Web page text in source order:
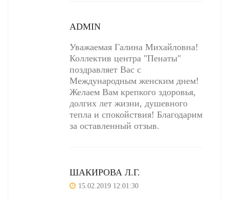
ADMIN
Уважаемая Галина Михайловна!
Коллектив центра "Пенаты"
поздравляет Вас с
Международным женским днем!
Желаем Вам крепкого здоровья,
долгих лет жизни, душевного
тепла и спокойствия! Благодарим
за оставленный отзыв.
ШАКИРОВА Л.Г.
15.02.2019 12:01:30